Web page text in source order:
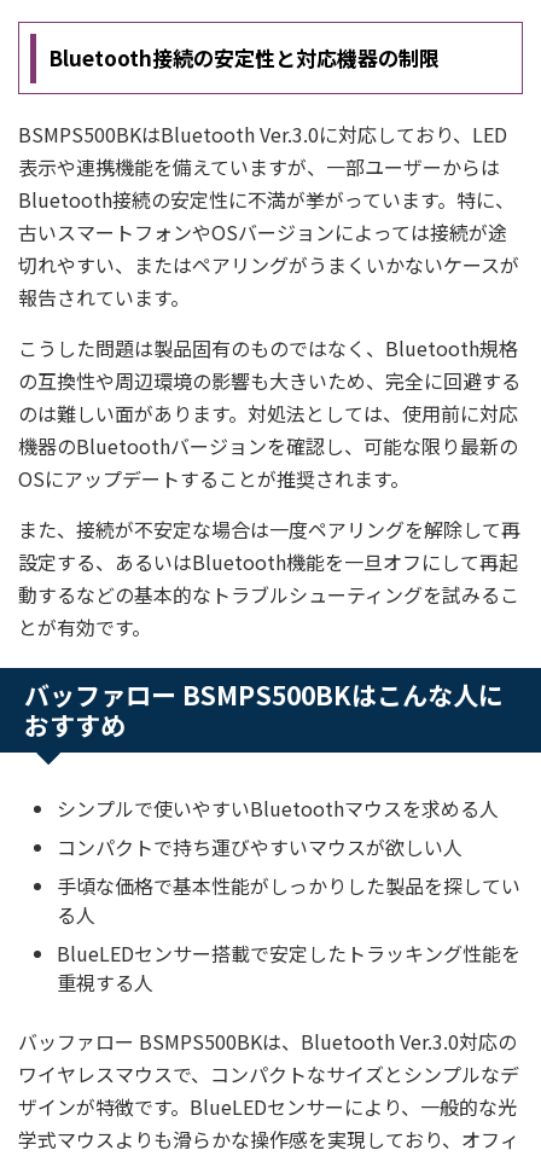
Bluetooth接続の安定性と対応機器の制限
BSMPS500BKはBluetooth Ver.3.0に対応しており、LED
表示や連携機能を備えていますが、一部ユーザーからは
Bluetooth接続の安定性に不満が挙がっています。特に、
古いスマートフォンやOSバージョンによっては接続が途
切れやすい、またはペアリングがうまくいかないケースが
報告されています。
こうした問題は製品固有のものではなく、Bluetooth規格
の互換性や周辺環境の影響も大きいため、完全に回避する
のは難しい面があります。対処法としては、使用前に対応
機器のBluetoothバージョンを確認し、可能な限り最新の
OSにアップデートすることが推奨されます。
また、接続が不安定な場合は一度ペアリングを解除して再
設定する、あるいはBluetooth機能を一旦オフにして再起
動するなどの基本的なトラブルシューティングを試みるこ
とが有効です。
バッファロー BSMPS500BKはこんな人に
おすすめ
シンプルで使いやすいBluetoothマウスを求める人
コンパクトで持ち運びやすいマウスが欲しい人
手頃な価格で基本性能がしっかりした製品を探してい
る人
BlueLEDセンサー搭載で安定したトラッキング性能を
重視する人
バッファロー BSMPS500BKは、Bluetooth Ver.3.0対応の
ワイヤレスマウスで、コンパクトなサイズとシンプルなデ
ザインが特徴です。BlueLEDセンサーにより、一般的な光
学式マウスよりも滑らかな操作感を実現しており、オフィ